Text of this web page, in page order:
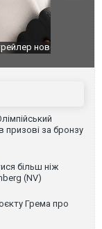
призові за бронзу
більш ніж
(NV)
Грема про